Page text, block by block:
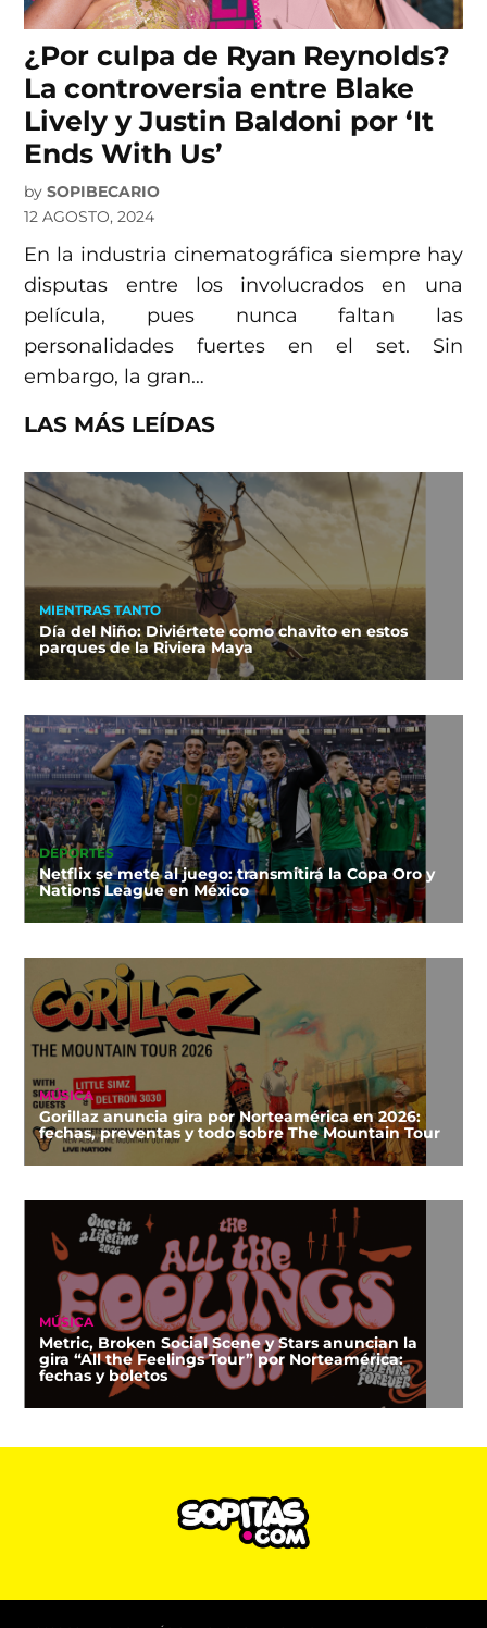
¿Por culpa de Ryan Reynolds?
La controversia entre Blake
Lively y Justin Baldoni por ‘It
Ends With Us’
by SOPIBECARIO
12 AGOSTO, 2024
En la industria cinematográfica siempre hay
disputas entre los involucrados en una
película, pues nunca faltan las
personalidades fuertes en el set. Sin
embargo, la gran…
LAS MÁS LEÍDAS
MIENTRAS TANTO
Día del Niño: Diviértete como chavito en estos
parques de la Riviera Maya
DEPORTES
Netflix se mete al juego: transmitirá la Copa Oro y
Nations League en México
MÚSICA
Gorillaz anuncia gira por Norteamérica en 2026:
fechas, preventas y todo sobre The Mountain Tour
MÚSICA
Metric, Broken Social Scene y Stars anuncian la
gira “All the Feelings Tour” por Norteamérica:
fechas y boletos